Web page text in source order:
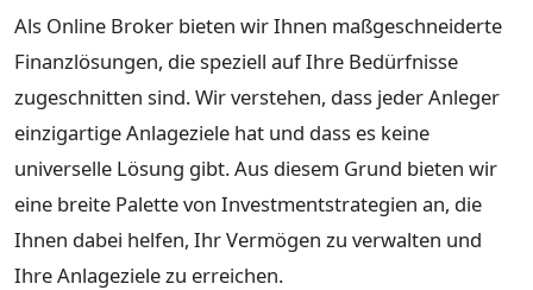
Als Online Broker bieten wir Ihnen maßgeschneiderte
Finanzlösungen, die speziell auf Ihre Bedürfnisse
zugeschnitten sind. Wir verstehen, dass jeder Anleger
einzigartige Anlageziele hat und dass es keine
universelle Lösung gibt. Aus diesem Grund bieten wir
eine breite Palette von Investmentstrategien an, die
Ihnen dabei helfen, Ihr Vermögen zu verwalten und
Ihre Anlageziele zu erreichen.